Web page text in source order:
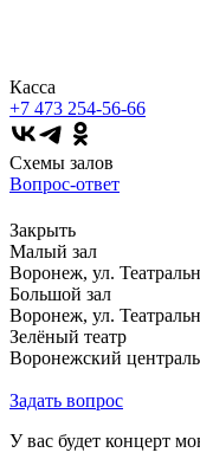
Касса
+7 473 254-56-66
Схемы залов
Вопрос-ответ
Закрыть
Малый зал
Воронеж, ул.
Большой зал
Воронеж, ул.
Зелёный театр
Воронежский
Задать вопрос
У вас будет концерт